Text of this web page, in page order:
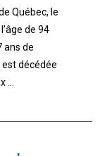
Québec, le
de 94
ans de
décédée